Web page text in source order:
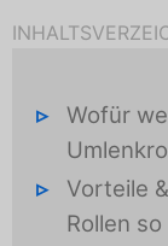
Wofür
Vorteile
Rollen